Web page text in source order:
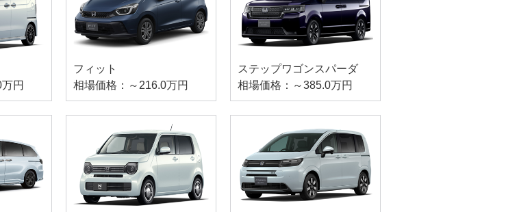
円
フィット
相場価格：～216.0万円
ステップワゴンスパーダ
相場価格：～385.0万円